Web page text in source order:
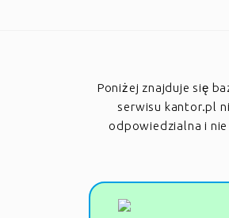
Poniżej znajduje się
serwisu kantor.pl
odpowiedzialna i